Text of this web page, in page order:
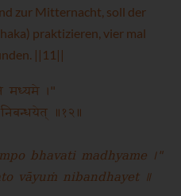
zur Mitternacht, soll der
praktizieren, vier mal
||11||
मध्यमे ।"
॥१२॥
bhavati madhyame ।"
vāyuṁ nibandhayet ॥